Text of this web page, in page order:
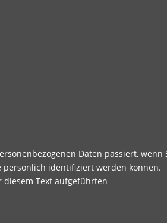
Daten passiert, wenn
persönlich identifiziert werden können.
Text aufgeführten